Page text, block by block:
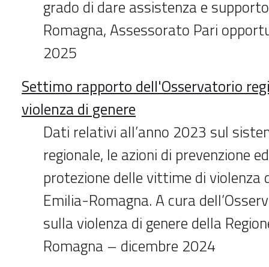
grado di dare assistenza e
Romagna, Assessorato Pari
2025
Settimo rapporto dell'Osservatorio
violenza di genere
Dati relativi all’anno 2023 sul
regionale, le azioni di prevenzione
protezione delle vittime di violenza
Emilia-Romagna. A cura
sulla violenza di genere della
Romagna – dicembre 2024